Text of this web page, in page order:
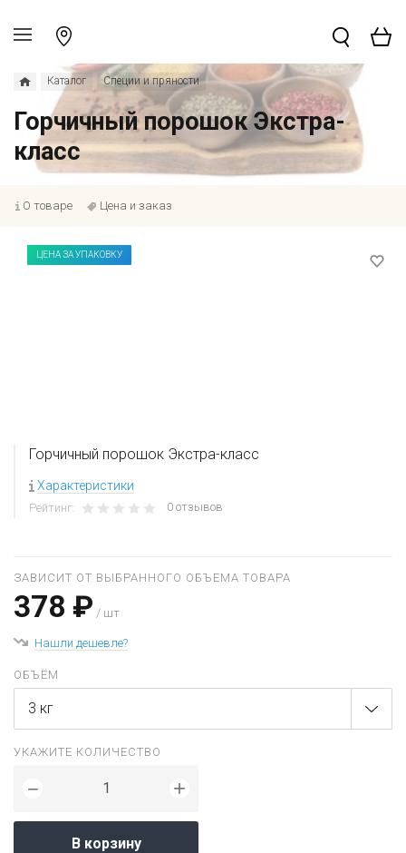
Каталог Специи и пряности
Горчичный порошок Экстра-
класс
О товаре Цена и заказ
ЦЕНА ЗА УПАКОВКУ
Горчичный порошок Экстра-класс
Характеристики
Рейтинг: 0 отзывов
ЗАВИСИТ ОТ ВЫБРАННОГО ОБЪЕМА ТОВАРА
378 ₽ / шт
Нашли дешевле?
ОБЪЁМ
3 кг
УКАЖИТЕ КОЛИЧЕСТВО
− +
В корзину